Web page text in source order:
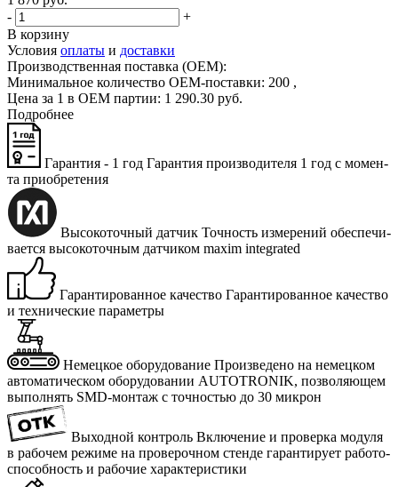
-
+
В корзину
Условия оплаты и доставки
Производственная поставка (OEM):
Минимальное количество OEM-поставки: 200 ,
Цена за 1 в OEM партии: 1 290.30 руб.
Подробнее
Гарантия - 1 год Га­ран­тия про­из­во­ди­те­ля 1 год с мо­мен­
та при­об­ре­те­ния
Высокоточный датчик Точ­ность из­ме­ре­ний обес­пе­чи­
ва­ет­ся вы­со­ко­точ­ным дат­чи­ком maxim integrated
Гарантированное качество Га­ран­ти­ро­ван­ное ка­че­ство
и тех­ни­че­ские па­ра­мет­ры
Немецкое оборудование Про­из­ве­де­но на немец­ком
ав­то­ма­ти­че­ском обо­ру­до­ва­нии AUTOTRONIK, поз­во­ля­ю­щем
вы­пол­нять SMD-мон­таж с точ­но­стью до 30 мик­рон
Выходной контроль Вклю­че­ние и про­вер­ка мо­ду­ля
в ра­бо­чем ре­жи­ме на про­ве­роч­ном стен­де га­ран­ти­ру­ет ра­бо­то­
спо­соб­ность и ра­бо­чие ха­рак­те­ри­сти­ки